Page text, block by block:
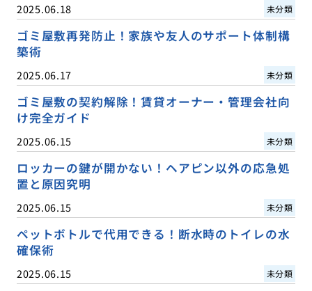
2025.06.18 未分類
ゴミ屋敷再発防止！家族や友人のサポート体制構
築術
2025.06.17 未分類
ゴミ屋敷の契約解除！賃貸オーナー・管理会社向
け完全ガイド
2025.06.15 未分類
ロッカーの鍵が開かない！ヘアピン以外の応急処
置と原因究明
2025.06.15 未分類
ペットボトルで代用できる！断水時のトイレの水
確保術
2025.06.15 未分類